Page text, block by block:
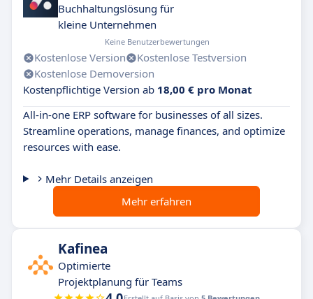
Buchhaltungslösung für
kleine Unternehmen
Keine Benutzerbewertungen
Kostenlose Version
Kostenlose Testversion
Kostenlose Demoversion
Kostenpflichtige Version ab 18,00 € pro Monat
All-in-one ERP software for businesses of all sizes.
Streamline operations, manage finances, and optimize
resources with ease.
Mehr Details anzeigen
Mehr erfahren
Kafinea
Optimierte
Projektplanung für Teams